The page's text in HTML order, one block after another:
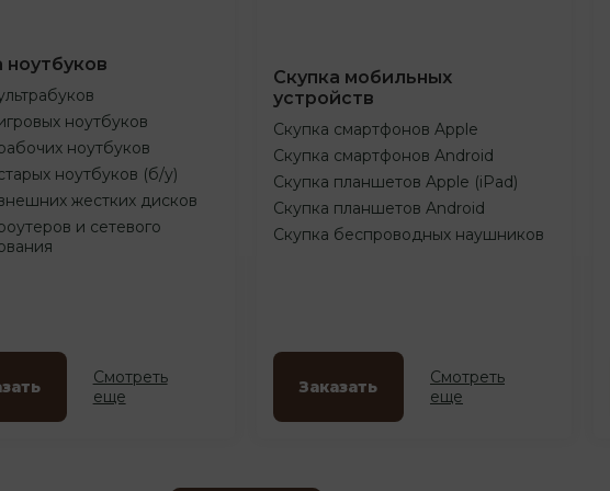
ноутбуков
ноутбуков
ноутбуков
ноутбуков (б/у)
жестких дисков
и сетевого
Смотреть
еще
Скупка мобильных
устройств
Скупка смартфонов Apple
Скупка смартфонов Android
Скупка планшетов Apple (iPad)
Скупка планшетов Android
Скупка беспроводных наушников
Заказать
Смотреть
еще